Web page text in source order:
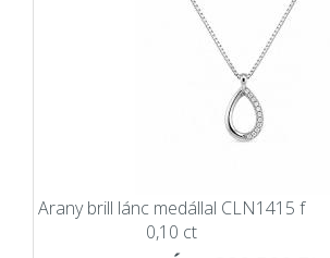
Arany brill lánc medállal CLN1415 f
0,10 ct